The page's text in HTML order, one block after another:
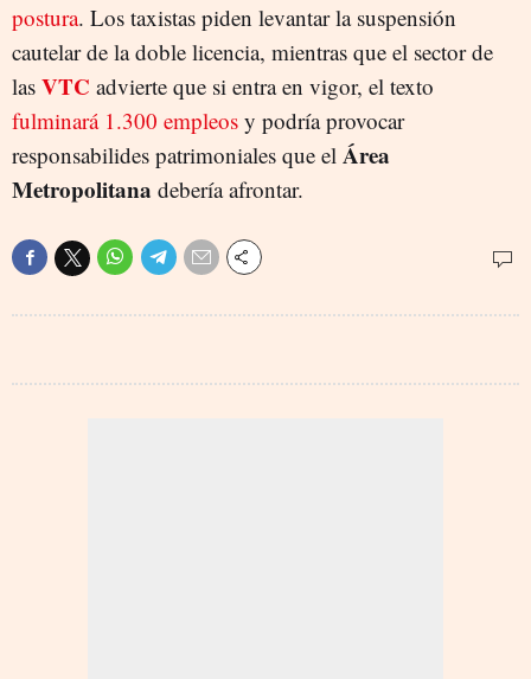
postura. Los taxistas piden levantar la suspensión
cautelar de la doble licencia, mientras que el sector de
las VTC advierte que si entra en vigor, el texto
fulminará 1.300 empleos y podría provocar
responsabilides patrimoniales que el Área
Metropolitana debería afrontar.